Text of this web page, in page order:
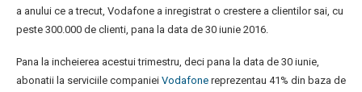
a anului ce a trecut, Vodafone a inregistrat o crestere a clientilor sai, cu
peste 300.000 de clienti, pana la data de 30 iunie 2016.
Pana la incheierea acestui trimestru, deci pana la data de 30 iunie,
abonatii la serviciile companiei Vodafone reprezentau 41% din baza de